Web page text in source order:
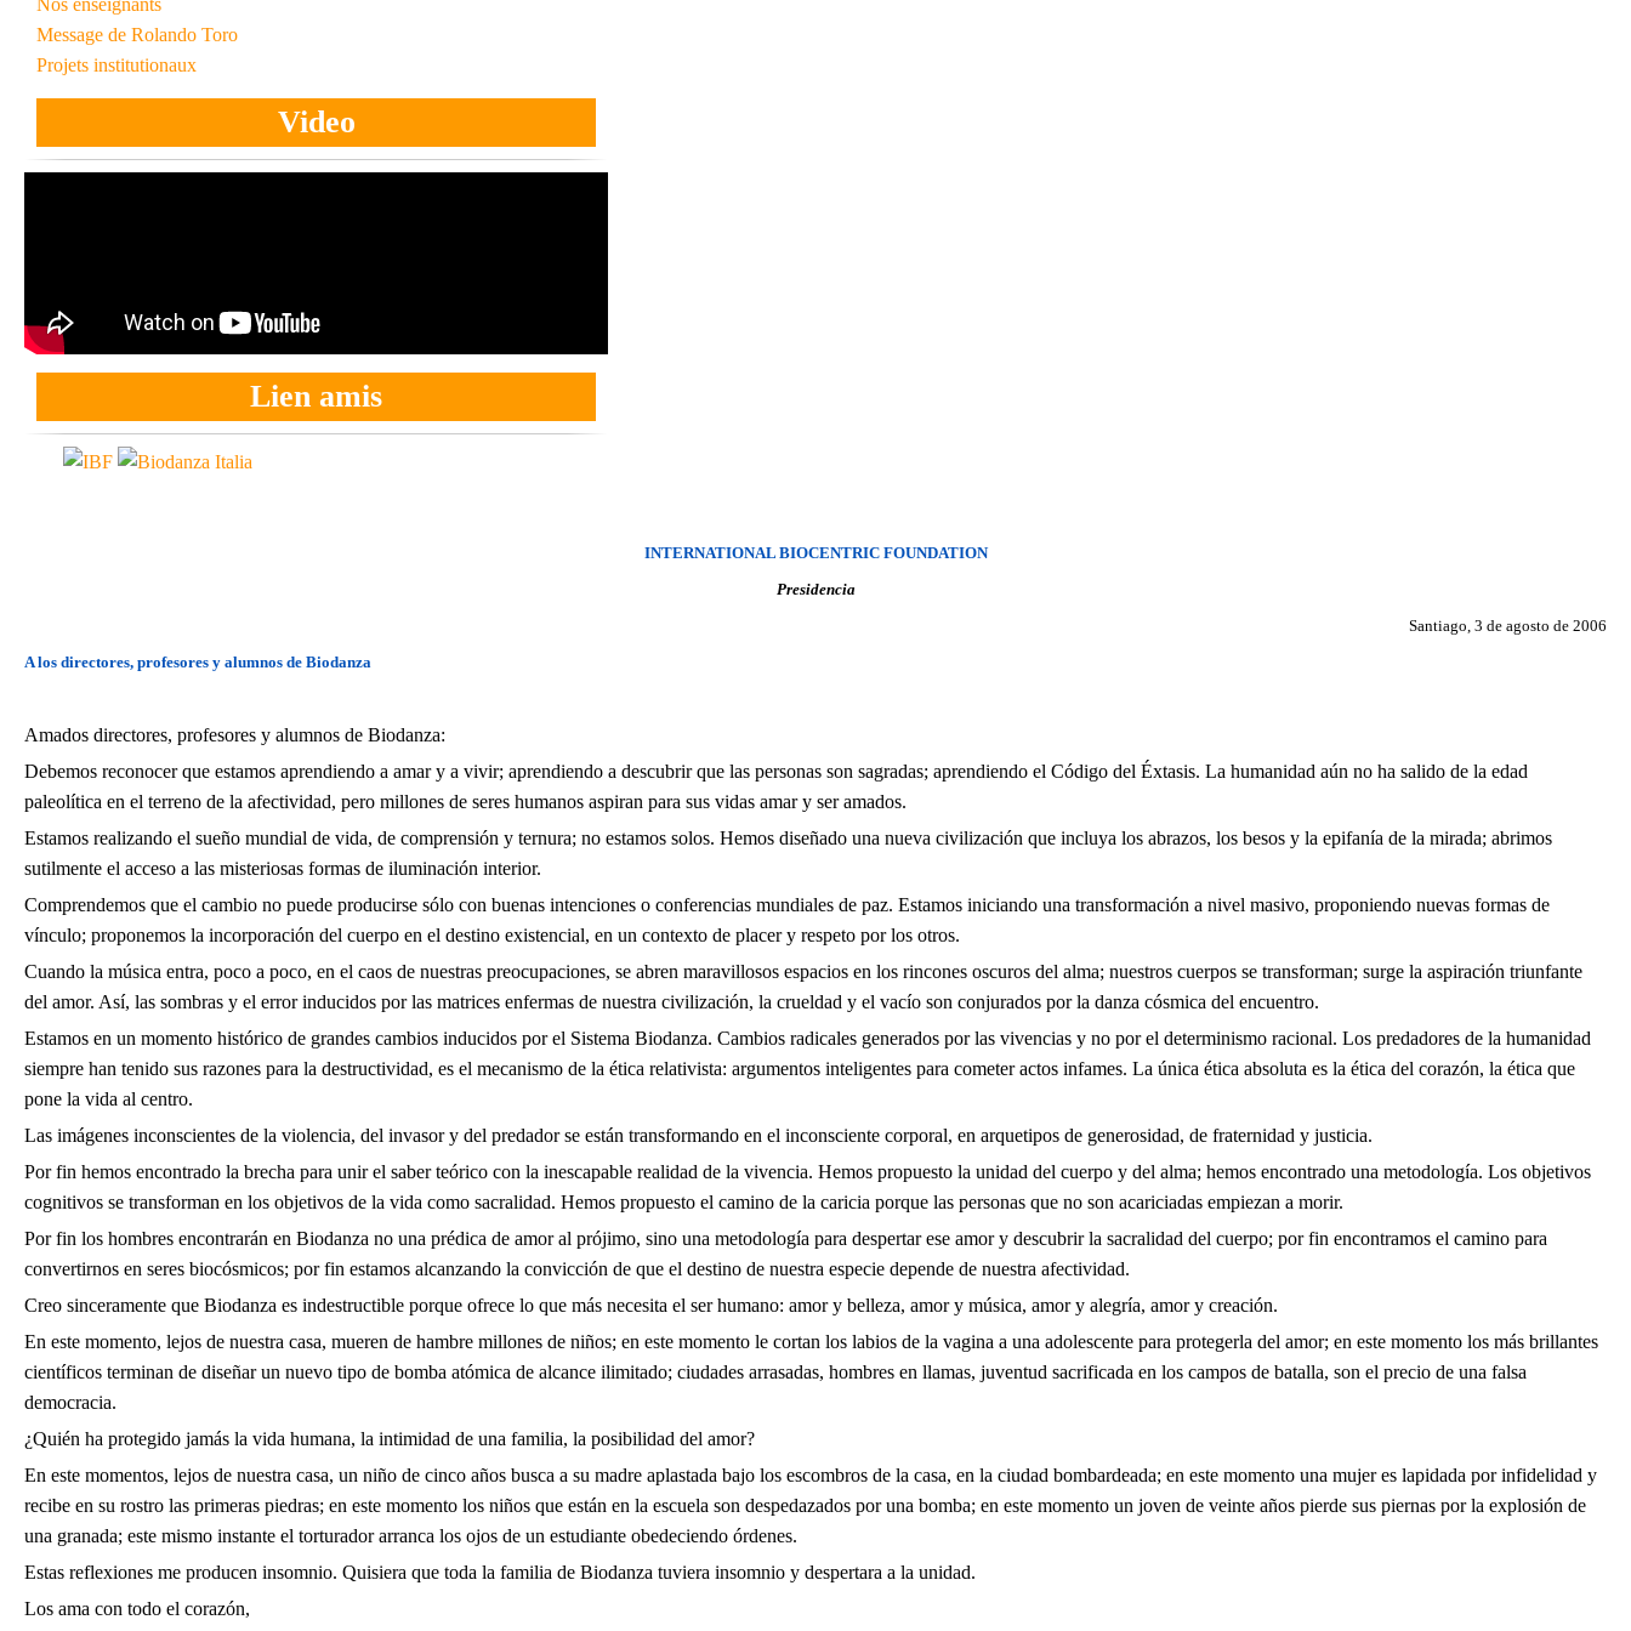
Nos enseignants
Message de Rolando Toro
Projets institutionaux
Video
Lien amis
INTERNATIONAL BIOCENTRIC FOUNDATION
Presidencia
Santiago, 3 de agosto de 2006
A los directores, profesores y alumnos de Biodanza
Amados directores, profesores y alumnos de Biodanza:
Debemos reconocer que estamos aprendiendo a amar y a vivir; aprendiendo a descubrir que las personas son sagradas; aprendiendo el Código del Éxtasis. La humanidad aún no ha salido de la edad
paleolítica en el terreno de la afectividad, pero millones de seres humanos aspiran para sus vidas amar y ser amados.
Estamos realizando el sueño mundial de vida, de comprensión y ternura; no estamos solos. Hemos diseñado una nueva civilización que incluya los abrazos, los besos y la epifanía de la mirada; abrimos
sutilmente el acceso a las misteriosas formas de iluminación interior.
Comprendemos que el cambio no puede producirse sólo con buenas intenciones o conferencias mundiales de paz. Estamos iniciando una transformación a nivel masivo, proponiendo nuevas formas de
vínculo; proponemos la incorporación del cuerpo en el destino existencial, en un contexto de placer y respeto por los otros.
Cuando la música entra, poco a poco, en el caos de nuestras preocupaciones, se abren maravillosos espacios en los rincones oscuros del alma; nuestros cuerpos se transforman; surge la aspiración triunfante
del amor. Así, las sombras y el error inducidos por las matrices enfermas de nuestra civilización, la crueldad y el vacío son conjurados por la danza cósmica del encuentro.
Estamos en un momento histórico de grandes cambios inducidos por el Sistema Biodanza. Cambios radicales generados por las vivencias y no por el determinismo racional. Los predadores de la humanidad
siempre han tenido sus razones para la destructividad, es el mecanismo de la ética relativista: argumentos inteligentes para cometer actos infames. La única ética absoluta es la ética del corazón, la ética que
pone la vida al centro.
Las imágenes inconscientes de la violencia, del invasor y del predador se están transformando en el inconsciente corporal, en arquetipos de generosidad, de fraternidad y justicia.
Por fin hemos encontrado la brecha para unir el saber teórico con la inescapable realidad de la vivencia. Hemos propuesto la unidad del cuerpo y del alma; hemos encontrado una metodología. Los objetivos
cognitivos se transforman en los objetivos de la vida como sacralidad. Hemos propuesto el camino de la caricia porque las personas que no son acariciadas empiezan a morir.
Por fin los hombres encontrarán en Biodanza no una prédica de amor al prójimo, sino una metodología para despertar ese amor y descubrir la sacralidad del cuerpo; por fin encontramos el camino para
convertirnos en seres biocósmicos; por fin estamos alcanzando la convicción de que el destino de nuestra especie depende de nuestra afectividad.
Creo sinceramente que Biodanza es indestructible porque ofrece lo que más necesita el ser humano: amor y belleza, amor y música, amor y alegría, amor y creación.
En este momento, lejos de nuestra casa, mueren de hambre millones de niños; en este momento le cortan los labios de la vagina a una adolescente para protegerla del amor; en este momento los más brillantes
científicos terminan de diseñar un nuevo tipo de bomba atómica de alcance ilimitado; ciudades arrasadas, hombres en llamas, juventud sacrificada en los campos de batalla, son el precio de una falsa
democracia.
¿Quién ha protegido jamás la vida humana, la intimidad de una familia, la posibilidad del amor?
En este momentos, lejos de nuestra casa, un niño de cinco años busca a su madre aplastada bajo los escombros de la casa, en la ciudad bombardeada; en este momento una mujer es lapidada por infidelidad y
recibe en su rostro las primeras piedras; en este momento los niños que están en la escuela son despedazados por una bomba; en este momento un joven de veinte años pierde sus piernas por la explosión de
una granada; este mismo instante el torturador arranca los ojos de un estudiante obedeciendo órdenes.
Estas reflexiones me producen insomnio. Quisiera que toda la familia de Biodanza tuviera insomnio y despertara a la unidad.
Los ama con todo el corazón,